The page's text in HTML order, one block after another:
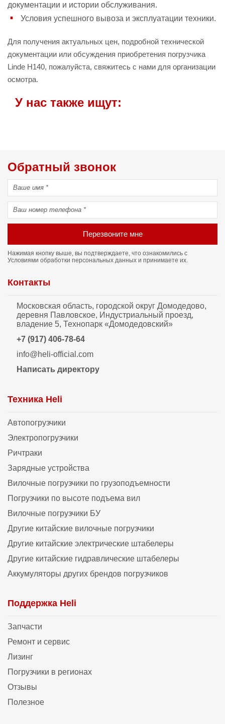
документации и истории обслуживания.
Условия успешного вывоза и эксплуатации техники.
Для получения актуальных цен, подробной технической
документации или обсуждения приобретения погрузчика
Linde H140, пожалуйста, свяжитесь с нами для организации
осмотра.
У нас также ищут:
Обратный звонок
Перезвоните мне
Нажимая кнопку выше, вы подтверждаете, что ознакомились с
Условиями обработки персональных данных и принимаете их.
Контакты
Московская область, городской округ Домодедово,
деревня Павловское, Индустриальный проезд,
владение 5, Технопарк «Домодедовский»
+7 (917) 406-78-64
info@heli-official.com
Написать директору
Техника Heli
Автопогрузчики
Электропогрузчики
Ричтраки
Зарядные устройства
Вилочные погрузчики по грузоподъемности
Погрузчики по высоте подъема вил
Вилочные погрузчики БУ
Другие китайские вилочные погрузчики
Другие китайские электрические штабелеры
Другие китайские гидравлические штабелеры
Аккумуляторы других брендов погрузчиков
Поддержка Heli
Запчасти
Ремонт и сервис
Лизинг
Погрузчики в регионах
Отзывы
Полезное